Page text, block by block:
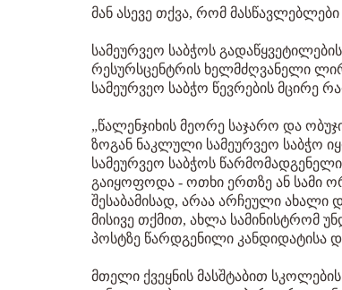
მან ასევე თქვა, რომ
სამეურვეო საბჭოს
რესურსცენტრის ხელმძღვანელი
სამეურვეო საბჭო წევრების მცირე
„წალენჯიხის მეორე საჯარო და
ზოგან ნაკლული სამეურვეო საბჭო
სამეურვეო საბჭოს
გაიყოფოდა - ოთხი ერთზე ან სამი
შესაბამისად, არაა არჩეული ახალი
მისივე თქმით, ახლა სამინისტრომ
პოსტზე წარდგენილი კანდიდატისა
მთელი ქვეყნის მასშტაბით